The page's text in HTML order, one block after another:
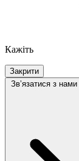
Кажіть
Закрити
Звʼязатися з нами